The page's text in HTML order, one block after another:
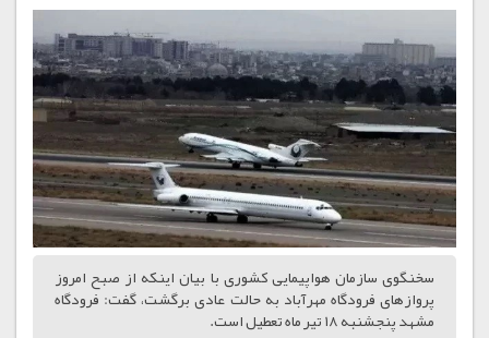
سخنگوی سازمان هواپیمایی کشوری با بیان اینکه از صبح امروز
پروازهای فرودگاه مهرآباد به حالت عادی برگشت، گفت: فرودگاه
مشهد پنجشنبه ١٨ تیر ماه تعطیل است.